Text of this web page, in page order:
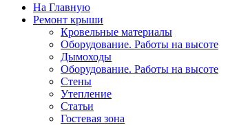
На Главную
Ремонт крыши
Кровельные материалы
Оборудование. Работы на высоте
Дымоходы
Оборудование. Работы на высоте
Стены
Утепление
Статьи
Гостевая зона